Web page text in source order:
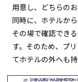
用意し、どちらの
同時に、ホテルか
その場で確認でき
す。そのため、プ
てホテルの外へも